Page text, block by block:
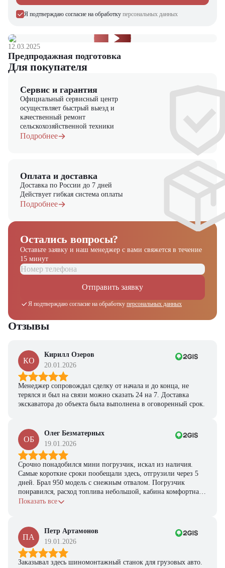
Сервисное обслуживание по стандартам производителя
Поставку оригинальных запчастей
Я подтверждаю согласие на обработку персональных данных
12.03.2025
Предпродажная подготовка
Для покупателя
Сервис и гарантия
Официальный сервисный центр
осуществляет быстрый выезд и
качественный ремонт
сельскохозяйственной техники
Подробнее
Оплата и доставка
Доставка по России до 7 дней
Действует гибкая система оплаты
Подробнее
Остались вопросы?
Оставьте заявку и наш менеджер с вами свяжется в течение
15 минут
Отправить заявку
Я подтверждаю согласие на обработку персональных данных
Отзывы
КО
Кирилл Озеров
20.01.2026
Менеджер сопровождал сделку от начала и до конца, не
терялся и был на связи можно сказать 24 на 7. Доставка
экскаватора до объекта была выполнена в оговоренный срок.
ОБ
Олег Безматерных
19.01.2026
Срочно понадобился мини погрузчик, искал из наличия.
Самые короткие сроки пообещали здесь, отгрузили через 5
дней. Брал 950 модель с снежным отвалом. Погрузчик
понравился, расход топлива небольшой, кабина комфортная,
с задачами справляется.
Показать все
ПА
Петр Артамонов
19.01.2026
Заказывал здесь шиномонтажный станок для грузовых авто.